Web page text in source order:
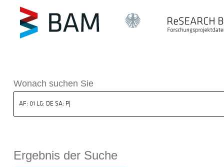
BAM
Wonach suchen Sie
Ergebnis der Suche